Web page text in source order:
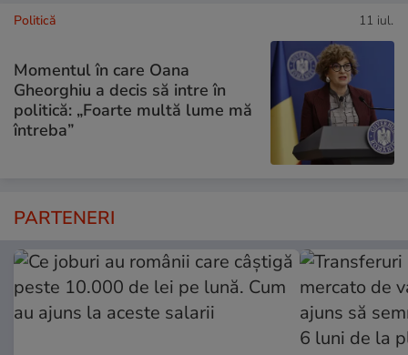
Politică 11 iul.
Momentul în care Oana
Gheorghiu a decis să intre în
politică: „Foarte multă lume mă
întreba”
PARTENERI